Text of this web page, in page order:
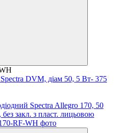
DVM, діам 50, 5 Вт- 375